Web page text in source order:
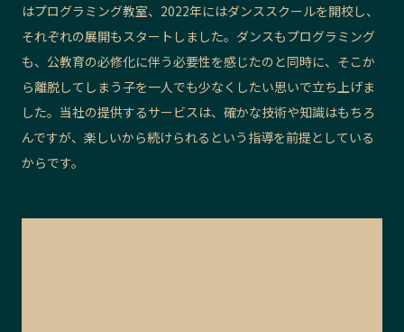
はプログラミング教室、2022年にはダンススクールを開校し、
それぞれの展開もスタートしました。ダンスもプログラミング
も、公教育の必修化に伴う必要性を感じたのと同時に、そこか
ら離脱してしまう子を一人でも少なくしたい思いで立ち上げま
した。当社の提供するサービスは、確かな技術や知識はもちろ
んですが、楽しいから続けられるという指導を前提としている
からです。